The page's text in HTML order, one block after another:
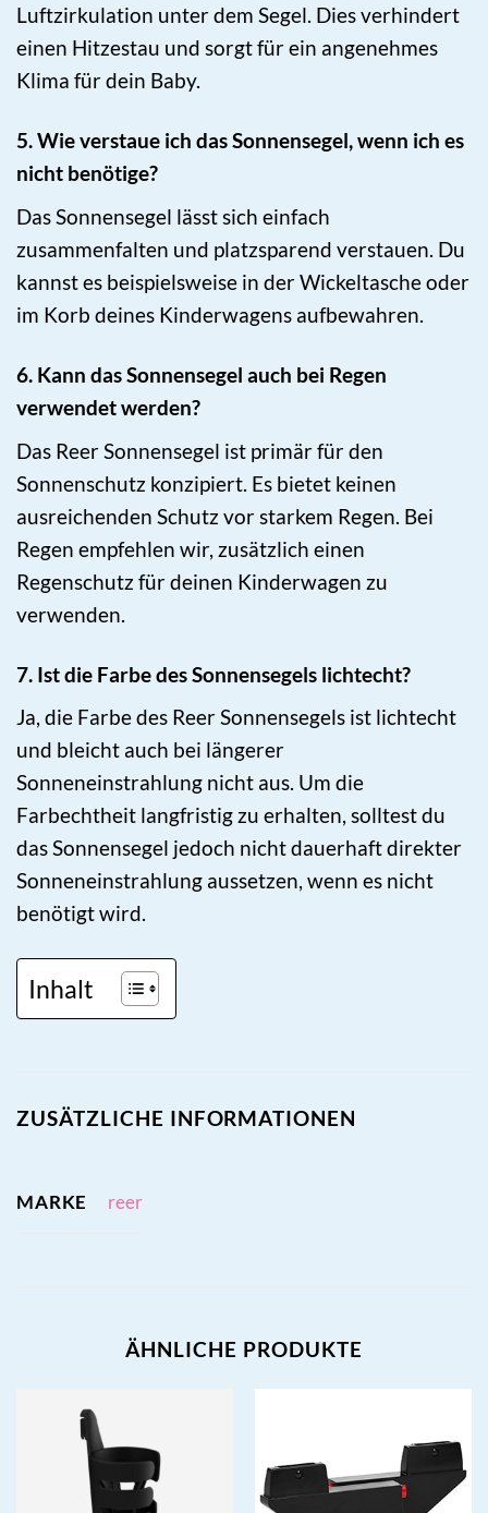
Luftzirkulation unter dem Segel. Dies verhindert
einen Hitzestau und sorgt für ein angenehmes
Klima für dein Baby.
5. Wie verstaue ich das Sonnensegel, wenn ich es
nicht benötige?
Das Sonnensegel lässt sich einfach
zusammenfalten und platzsparend verstauen. Du
kannst es beispielsweise in der Wickeltasche oder
im Korb deines Kinderwagens aufbewahren.
6. Kann das Sonnensegel auch bei Regen
verwendet werden?
Das Reer Sonnensegel ist primär für den
Sonnenschutz konzipiert. Es bietet keinen
ausreichenden Schutz vor starkem Regen. Bei
Regen empfehlen wir, zusätzlich einen
Regenschutz für deinen Kinderwagen zu
verwenden.
7. Ist die Farbe des Sonnensegels lichtecht?
Ja, die Farbe des Reer Sonnensegels ist lichtecht
und bleicht auch bei längerer
Sonneneinstrahlung nicht aus. Um die
Farbechtheit langfristig zu erhalten, solltest du
das Sonnensegel jedoch nicht dauerhaft direkter
Sonneneinstrahlung aussetzen, wenn es nicht
benötigt wird.
Inhalt
ZUSÄTZLICHE INFORMATIONEN
MARKE reer
ÄHNLICHE PRODUKTE